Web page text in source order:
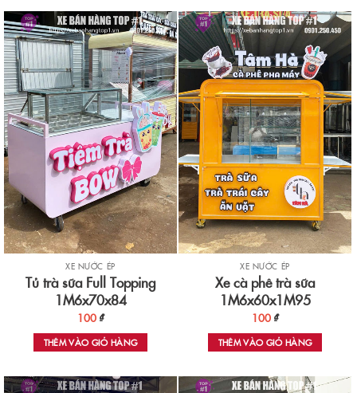
XE NƯỚC ÉP
Tủ trà sữa Full Topping
1M6x70x84
100 ₫
THÊM VÀO GIỎ HÀNG
XE NƯỚC ÉP
Xe cà phê trà sữa
1M6x60x1M95
100 ₫
THÊM VÀO GIỎ HÀNG